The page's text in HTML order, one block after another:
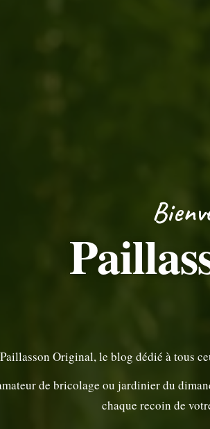
Original, le blog dédié à tous
de bricolage ou jardinier du
chaque recoin de